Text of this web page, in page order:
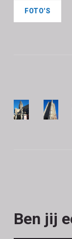
FOTO'S
Ben jij